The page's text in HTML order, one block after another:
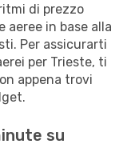
di prezzo
in base alla
Per assicurarti
per Trieste, ti
appena trovi
su